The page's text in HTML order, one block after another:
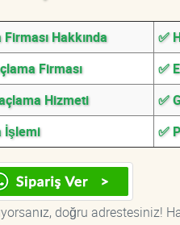
Hakkında
✅
Firması
✅
Hizmeti
✅
İşlemi
✅
doğru adrestesiniz!